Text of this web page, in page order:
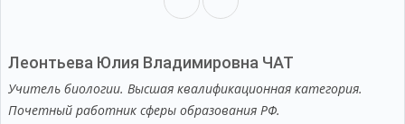
Леонтьева Юлия Владимировна ЧАТ
Учитель биологии. Высшая квалификационная категория.
Почетный работник сферы образования РФ.